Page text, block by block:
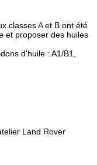
classes A et B ont été
et proposer des huiles
d'huile : A1/B1,
Land Rover